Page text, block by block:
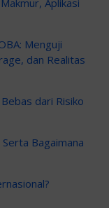
Menguji
dan Realitas
dari Risiko
Bagaimana